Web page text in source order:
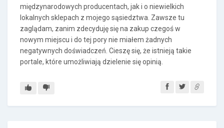
międzynarodowych producentach, jak i o niewielkich
lokalnych sklepach z mojego sąsiedztwa. Zawsze tu
zaglądam, zanim zdecyduję się na zakup czegoś w
nowym miejscu i do tej pory nie miałem żadnych
negatywnych doświadczeń. Cieszę się, że istnieją takie
portale, które umożliwiają dzielenie się opinią.